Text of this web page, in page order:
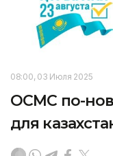
08:00, 03 Июля 2025
ОСМС по-
для